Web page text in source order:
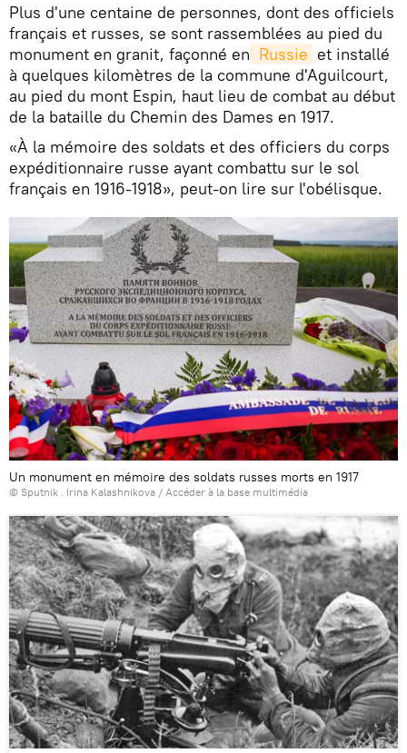
Plus d'une centaine de personnes, dont des officiels
français et russes, se sont rassemblées au pied du
monument en granit, façonné en Russie et installé
à quelques kilomètres de la commune d'Aguilcourt,
au pied du mont Espin, haut lieu de combat au début
de la bataille du Chemin des Dames en 1917.
«À la mémoire des soldats et des officiers du corps
expéditionnaire russe ayant combattu sur le sol
français en 1916-1918», peut-on lire sur l'obélisque.
Un monument en mémoire des soldats russes morts en 1917
© Sputnik . Irina Kalashnikova / Accéder à la base multimédia